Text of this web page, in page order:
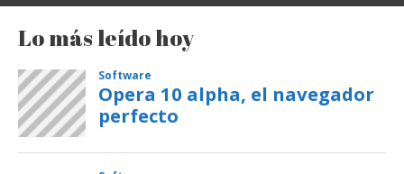
Lo más leído hoy